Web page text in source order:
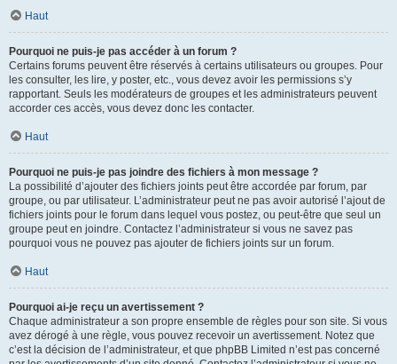
Haut
Pourquoi ne puis-je pas accéder à un forum ?
Certains forums peuvent être réservés à certains utilisateurs ou groupes. Pour
les consulter, les lire, y poster, etc., vous devez avoir les permissions s’y
rapportant. Seuls les modérateurs de groupes et les administrateurs peuvent
accorder ces accès, vous devez donc les contacter.
Haut
Pourquoi ne puis-je pas joindre des fichiers à mon message ?
La possibilité d’ajouter des fichiers joints peut être accordée par forum, par
groupe, ou par utilisateur. L’administrateur peut ne pas avoir autorisé l’ajout de
fichiers joints pour le forum dans lequel vous postez, ou peut-être que seul un
groupe peut en joindre. Contactez l’administrateur si vous ne savez pas
pourquoi vous ne pouvez pas ajouter de fichiers joints sur un forum.
Haut
Pourquoi ai-je reçu un avertissement ?
Chaque administrateur a son propre ensemble de règles pour son site. Si vous
avez dérogé à une règle, vous pouvez recevoir un avertissement. Notez que
c’est la décision de l’administrateur, et que phpBB Limited n’est pas concerné